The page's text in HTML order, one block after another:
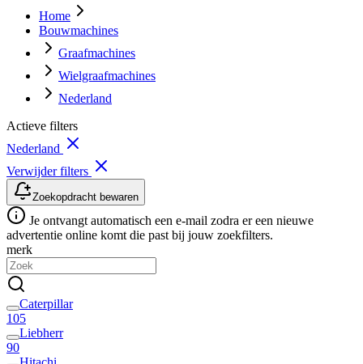
Home
Bouwmachines
Graafmachines
Wielgraafmachines
Nederland
Actieve filters
Nederland
Verwijder filters
Zoekopdracht bewaren
Je ontvangt automatisch een e-mail zodra er een nieuwe
advertentie online komt die past bij jouw zoekfilters.
merk
Caterpillar
105
Liebherr
90